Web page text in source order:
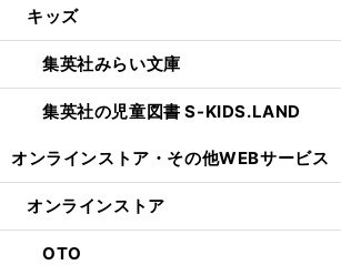
キッズ
集英社みらい文庫
集英社の児童図書 S-KIDS.LAND
オンラインストア・ その他WEBサービス
オンラインストア
OTO